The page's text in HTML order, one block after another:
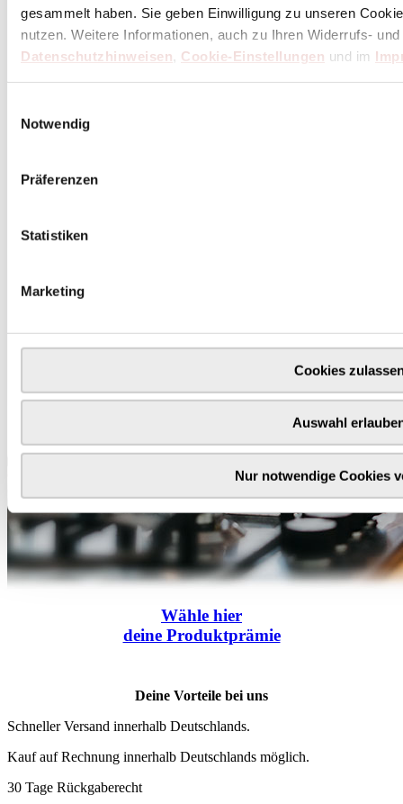
gesammelt haben. Sie geben Einwilligung zu unseren
nutzen. Weitere Informationen, auch zu Ihren Widerrufs-
Datenschutzhinweisen, Cookie-Einstellungen und im
Notwendig
Präferenzen
Statistiken
Marketing
Cookies
Auswahl
Nur notwendige Cookies
Wähle hier
deine Produktprämie
Deine Vorteile bei uns
Schneller Versand innerhalb Deutschlands.
Kauf auf Rechnung innerhalb Deutschlands möglich.
30 Tage Rückgaberecht